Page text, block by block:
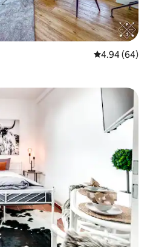
평점 4.94점(5
4.94 (64)